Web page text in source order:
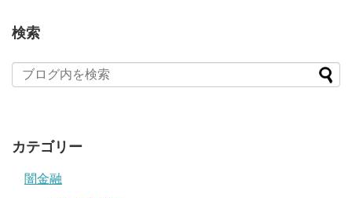
検索
カテゴリー
闇金融